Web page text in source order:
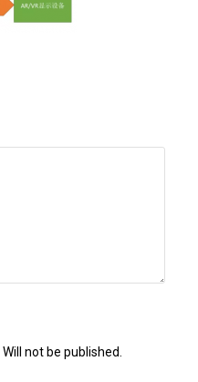
Will not be published.